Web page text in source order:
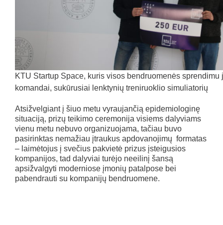
KTU Startup Space, kuris visos bendruomenės
komandai, sukūrusiai lenktynių treniruoklio simuliatorių
Atsižvelgiant į šiuo metu vyraujančią epidemiologinę
situaciją, prizų teikimo ceremonija visiems dalyviams
vienu metu nebuvo organizuojama, tačiau buvo
pasirinktas nemažiau įtraukus apdovanojimų formatas
– laimėtojus į svečius pakvietė prizus įsteigusios
kompanijos, tad dalyviai turėjo neeilinį šansą
apsižvalgyti moderniose įmonių patalpose bei
pabendrauti su kompanijų bendruomene.